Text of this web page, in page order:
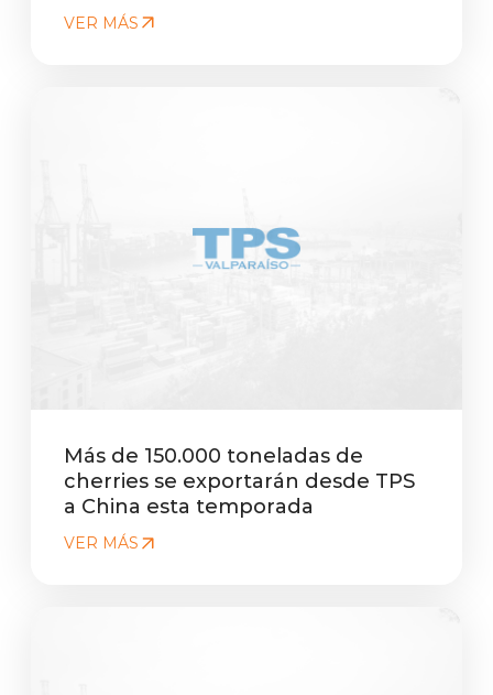
VER MÁS
Más de 150.000 toneladas de
cherries se exportarán desde TPS
a China esta temporada
VER MÁS